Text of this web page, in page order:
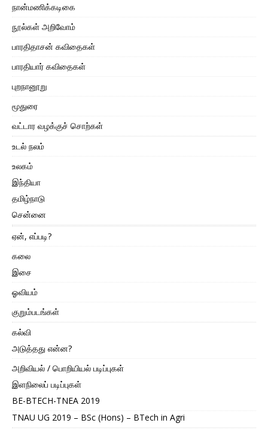
நான்மணிக்கடிகை
நூல்கள் அறிவோம்
பாரதிதாசன் கவிதைகள்
பாரதியார் கவிதைகள்
புறநானூறு
மூதுரை
வட்டார வழக்குச் சொற்கள்
உடல் நலம்
உலகம்
இந்தியா
தமிழ்நாடு
சென்னை
ஏன், எப்படி?
கலை
இசை
ஓவியம்
குறும்படங்கள்
கல்வி
அடுத்தது என்ன?
அறிவியல் / பொறியியல் படிப்புகள்
இளநிலைப் படிப்புகள்
BE-BTECH-TNEA 2019
TNAU UG 2019 – BSc (Hons) – BTech in Agri